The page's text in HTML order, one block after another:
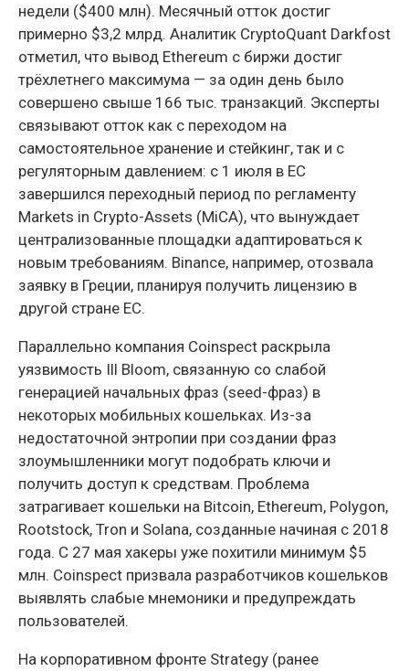
недели ($400 млн). Месячный отток достиг
примерно $3,2 млрд. Аналитик CryptoQuant Darkfost
отметил, что вывод Ethereum с биржи достиг
трёхлетнего максимума — за один день было
совершено свыше 166 тыс. транзакций. Эксперты
связывают отток как с переходом на
самостоятельное хранение и стейкинг, так и с
регуляторным давлением: с 1 июля в ЕС
завершился переходный период по регламенту
Markets in Crypto-Assets (MiCA), что вынуждает
централизованные площадки адаптироваться к
новым требованиям. Binance, например, отозвала
заявку в Греции, планируя получить лицензию в
другой стране ЕС.
Параллельно компания Coinspect раскрыла
уязвимость Ill Bloom, связанную со слабой
генерацией начальных фраз (seed-фраз) в
некоторых мобильных кошельках. Из-за
недостаточной энтропии при создании фраз
злоумышленники могут подобрать ключи и
получить доступ к средствам. Проблема
затрагивает кошельки на Bitcoin, Ethereum, Polygon,
Rootstock, Tron и Solana, созданные начиная с 2018
года. С 27 мая хакеры уже похитили минимум $5
млн. Coinspect призвала разработчиков кошельков
выявлять слабые мнемоники и предупреждать
пользователей.
На корпоративном фронте Strategy (ранее